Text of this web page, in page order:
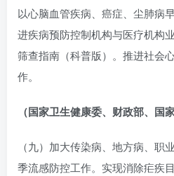
以心脑血管疾病、癌症、尘肺病
进疾病预防控制机构与医疗机构
筛查指南（科普版）。推进社会
作。
（国家卫生健康委、财政部、国
（九）加大传染病、地方病、职
季流感防控工作。实现消除疟疾